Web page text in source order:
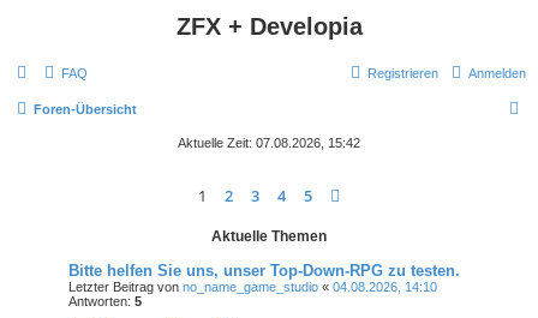
ZFX + Developia
FAQ Anmelden
Registrieren
Foren-Übersicht
Aktuelle Zeit: 07.08.2026, 15:42
1 2 3 4 5
Aktuelle Themen
Bitte helfen Sie uns, unser Top-Down-RPG zu testen.
Letzter Beitrag von no_name_game_studio « 04.08.2026, 14:10
Antworten: 5